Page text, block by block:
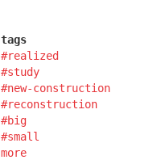
tags
realized
study
new-construction
reconstruction
big
small
more